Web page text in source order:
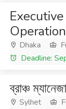
Dhaka
Deadline:
ব্রাঞ্চ
Sylhet